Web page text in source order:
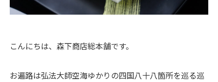
こんにちは、森下商店総本舗です。
お遍路は弘法大師空海ゆかりの四国八十八箇所を巡る巡